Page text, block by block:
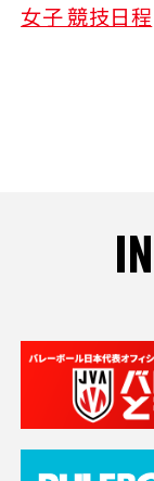
女子 競技日程